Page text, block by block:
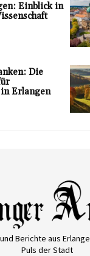
Einblick in
Die
Erlangen
Berichte aus
Puls der Stadt